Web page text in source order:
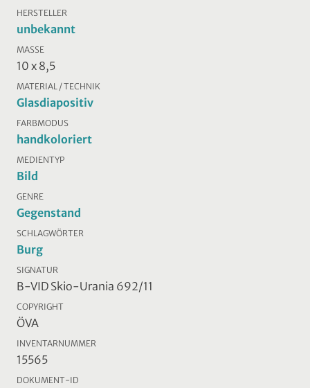
HERSTELLER
unbekannt
MASSE
10 x 8,5
MATERIAL / TECHNIK
Glasdiapositiv
FARBMODUS
handkoloriert
MEDIENTYP
Bild
GENRE
Gegenstand
SCHLAGWÖRTER
Burg
SIGNATUR
B-VID Skio-Urania 692/11
COPYRIGHT
ÖVA
INVENTARNUMMER
15565
DOKUMENT-ID